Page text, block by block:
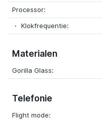
Processor:
Klokfrequentie:
Materialen
Gorilla Glass:
Telefonie
Flight mode: